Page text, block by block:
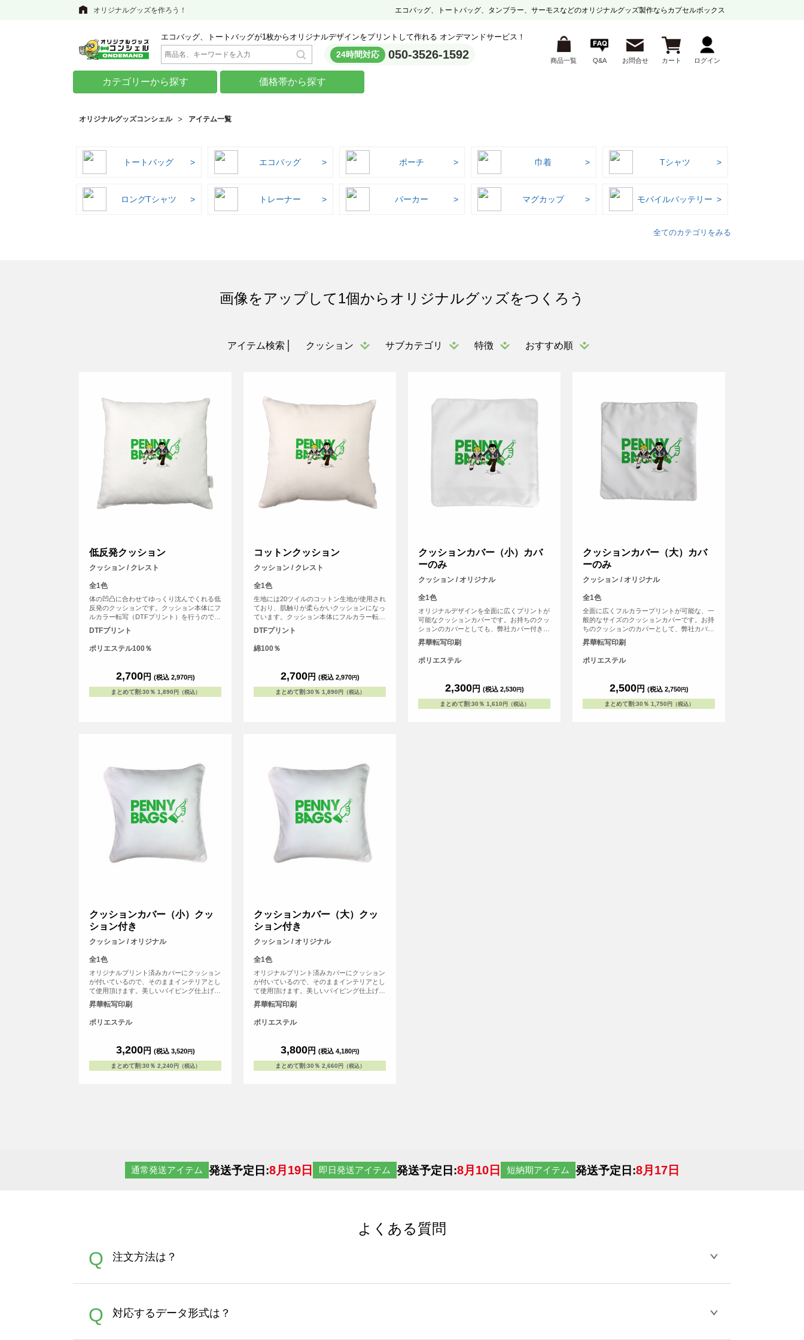
オリジナルグッズを作ろう！ エコバッグ、トートバッグ、タンブラー、サーモスなどのオリジナルグッズ製作ならカプセルボックス
エコバッグ、トートバッグが1枚からオリジナルデザインをプリントして作れる オンデマンドサービス！
24時間対応 050-3526-1592 商品一覧 Q&A お問合せ カート ログイン
カテゴリーから探す 価格帯から探す
オリジナルグッズコンシェル アイテム一覧
トートバッグ エコバッグ ポーチ 巾着 Tシャツ
ロングTシャツ トレーナー パーカー マグカップ モバイルバッテリー
全てのカテゴリをみる
画像をアップして1個からオリジナルグッズをつくろう
アイテム検索 クッション サブカテゴリ 特徴 おすすめ順
低反発クッション
クッション / クレスト
全1色
体の凹凸に合わせてゆっくり沈んでくれる低
反発のクッションです。クッション本体にフ
ルカラー転写（DTFプリント）を行うので、
写真やイラストなどくっきり印刷することが
できます。自分用に作るのはもちろん、プレ
ゼントにもおすすめのアイテムです。
DTFプリント
ポリエステル100％
2,700円 (税込 2,970円)
まとめて割:30％ 1,890 円（税込）
コットンクッション
クッション / クレスト
全1色
生地には20ツイルのコットン生地が使用され
ており、肌触りが柔らかいクッションになっ
ています。クッション本体にフルカラー転写
（DTFプリント）ができるので、写真やイラ
ストなど発色良いデザインも再現可能です。
自分用はもちろん、プレゼントにもおすすめ
のアイテムです。
DTFプリント
綿100％
2,700円 (税込 2,970円)
まとめて割:30％ 1,890 円（税込）
クッションカバー（小）カバ
ーのみ
クッション / オリジナル
全1色
オリジナルデザインを全面に広くプリントが
可能なクッションカバーです。お持ちのクッ
ションのカバーとしても、弊社カバー付きク
ッションの交換用カバーとしてもご使用頂け
ます。記念品としてお写真を大きく印刷する
のもおすすめです。
昇華転写印刷
ポリエステル
2,300円 (税込 2,530円)
まとめて割:30％ 1,610 円（税込）
クッションカバー（大）カバ
ーのみ
クッション / オリジナル
全1色
全面に広くフルカラープリントが可能な、一
般的なサイズのクッションカバーです。お持
ちのクッションのカバーとして、弊社カバー
付きクッションの交換用カバーとしてもご使
用頂けます。記念品として写真を大きく印刷
するのもおすすめです。
昇華転写印刷
ポリエステル
2,500円 (税込 2,750円)
まとめて割:30％ 1,750 円（税込）
クッションカバー（小）クッ
ション付き
クッション / オリジナル
全1色
オリジナルプリント済みカバーにクッション
が付いているので、そのままインテリアとし
て使用頂けます。美しいパイピング仕上げ
が、クッション全体を引き締め、高級感を演
出します。 ソファやベッドに置かれるクッ
ションとして小さめのサイズ感です。クッシ
ョンカバーの四辺にはパイピングが施されて
昇華転写印刷
ポリエステル
3,200円 (税込 3,520円)
まとめて割:30％ 2,240 円（税込）
クッションカバー（大）クッ
ション付き
クッション / オリジナル
全1色
オリジナルプリント済みカバーにクッション
が付いているので、そのままインテリアとし
て使用頂けます。美しいパイピング仕上げ
が、クッション全体を引き締め、高級感を演
出します。 ソファやベッドに置かれるクッ
ションとして一般的なサイズ感です。クッシ
ョンカバーの四辺にはパイピングが施されて
昇華転写印刷
ポリエステル
3,800円 (税込 4,180円)
まとめて割:30％ 2,660 円（税込）
通常発送アイテム 発送予定日:8月19日 即日発送アイテム 発送予定日:8月10日 短納期アイテム 発送予定日:8月17日
よくある質問
Q 注文方法は？
A
す。 30枚以上やシルク印刷など、大口注文の場合は、サポートが担当する
さい。製作する数量が多ければ多いほど、オンデマンドサービスよりも低価格で製作することが可能です。
Q 対応するデータ形式は？